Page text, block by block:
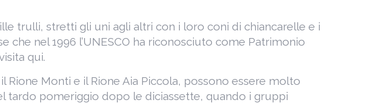
trulli, stretti gli uni agli altri con i loro coni di chiancarelle e i
nel 1996 l’UNESCO ha riconosciuto come Patrimonio
qui.
Monti e il Rione Aia Piccola, possono essere molto
tardo pomeriggio dopo le diciassette, quando i gruppi